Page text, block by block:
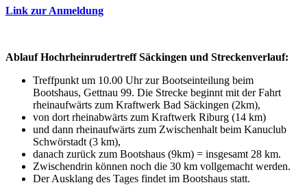
Link zur Anmeldung
Ablauf Hochrheinrudertreff Säckingen und Streckenverlauf:
Treffpunkt um 10.00 Uhr zur Bootseinteilung beim
Bootshaus, Gettnau 99. Die Strecke beginnt mit der Fahrt
rheinaufwärts zum Kraftwerk Bad Säckingen (2km),
von dort rheinabwärts zum Kraftwerk Riburg (14 km)
und dann rheinaufwärts zum Zwischenhalt beim Kanuclub
Schwörstadt (3 km),
danach zurück zum Bootshaus (9km) = insgesamt 28 km.
Zwischendrin können noch die 30 km vollgemacht werden.
Der Ausklang des Tages findet im Bootshaus statt.